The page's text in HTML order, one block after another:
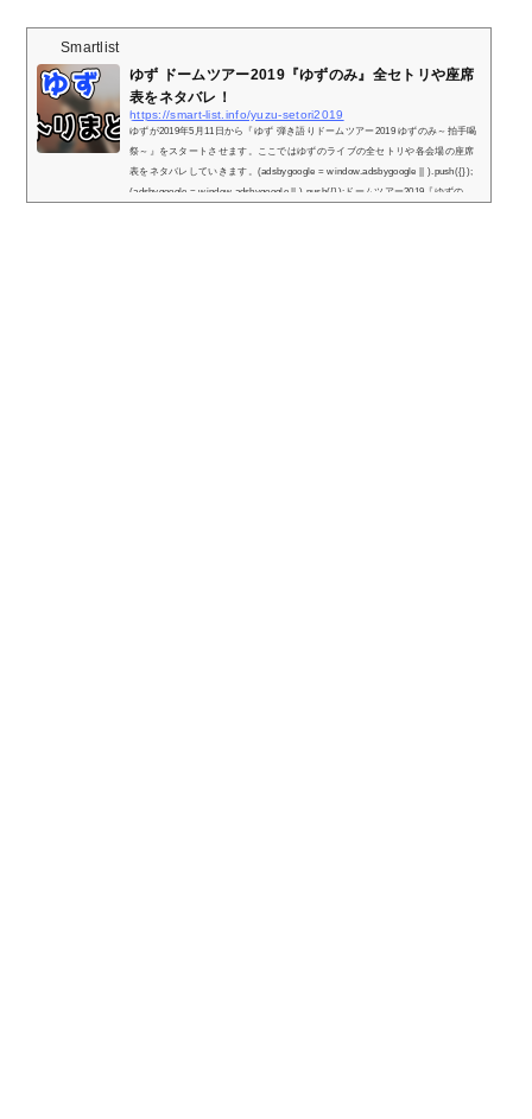
Smartlist
ゆず ドームツアー2019『ゆずのみ』全セトリや座席
表をネタバレ！
https://smart-list.info/yuzu-setori2019
ゆずが2019年5月11日から『ゆず 弾き語りドームツアー2019 ゆずのみ～拍手喝
祭～』をスタートさせます。ここではゆずのライブの全セトリや各会場の座席
表をネタバレしていきます。(adsbygoogle = window.adsbygoogle || ).push({});
(adsbygoogle = window.adsbygoogle || ).push({});ドームツアー2019『ゆずの